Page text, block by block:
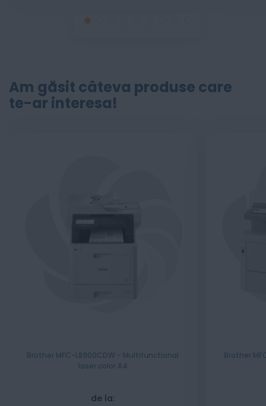
Am găsit câteva produse care
te-ar interesa!
Brother MFC-L8900CDW - Multifunctional
laser color A4
de la:
Brother